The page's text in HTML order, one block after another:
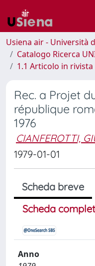
Usiena air - Università
Catalogo Ricerca
1.1 Articolo in rivista
Rec. a Projet
république
1976
CIANFEROTTI,
1979-01-01
Scheda breve
Scheda
Anno